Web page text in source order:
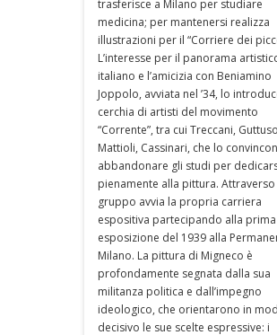
trasferisce a Milano per studiare
medicina; per mantenersi realizza
illustrazioni per il “Corriere dei
L’interesse per il panorama
italiano e l’amicizia con Beniamino
Joppolo, avviata nel ’34, lo
cerchia di artisti del movimento
“Corrente”, tra cui Treccani,
Mattioli, Cassinari, che lo
abbandonare gli studi per
pienamente alla pittura. Attraverso
gruppo avvia la propria carriera
espositiva partecipando alla prima
esposizione del 1939 alla
Milano. La pittura di Migneco è
profondamente segnata dalla sua
militanza politica e dall’impegno
ideologico, che orientarono in
decisivo le sue scelte espressive: i